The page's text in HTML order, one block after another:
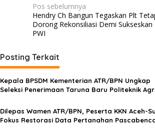
N
a
v
i
g
a
s
i
p
Pos sebelumnya
Hendry Ch Bangun Tegaskan Plt
Dorong Rekonsiliasi Demi Sukseskan
PWI
Posting Terkait
Kepala BPSDM Kementerian ATR/BPN Ungkap
Seleksi Penerimaan Taruna Baru Politeknik
Dilepas Wamen ATR/BPN, Peserta KKN Aceh-
Fokus Restorasi Data Pertanahan